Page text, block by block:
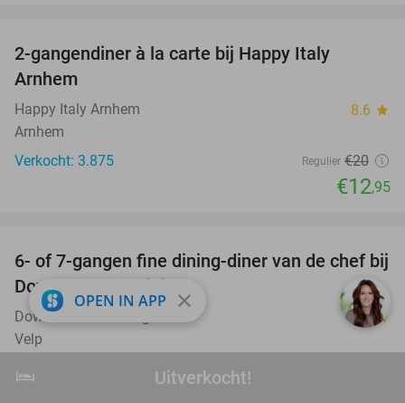
Uitverkocht!
hotel Uitverkocht!
2-gangendiner à la carte bij Happy Italy
Arnhem
Happy Italy Arnhem 8.6 star
Arnhem
Verkocht: 3.875
Regulier €20
€12,95
36%
6- of 7-gangen fine dining-diner van de chef bij
Down To Earth Dining
Down to Earth Dining 9.9star
Velp
Verkocht: 270
OPEN IN APP close